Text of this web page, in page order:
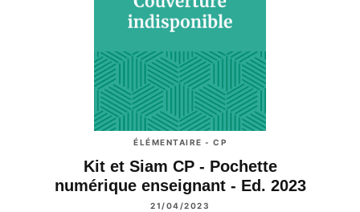
ÉLÉMENTAIRE - CP
Kit et Siam CP - Pochette
numérique enseignant - Ed. 2023
21/04/2023